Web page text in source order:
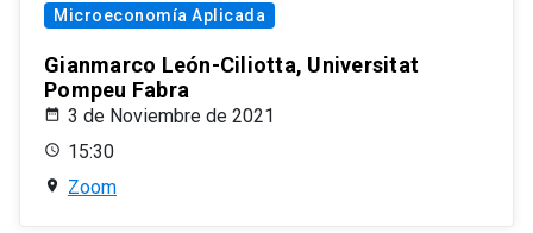
Microeconomía Aplicada
Gianmarco León-Ciliotta, Universitat
Pompeu Fabra
3 de Noviembre de 2021
15:30
Zoom